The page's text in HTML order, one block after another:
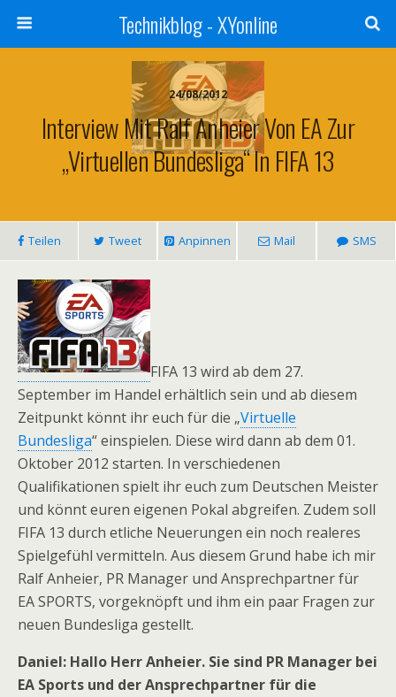
Technikblog - XYonline
24/08/2012
Interview Mit Ralf Anheier Von EA Zur
„Virtuellen Bundesliga“ In FIFA 13
Teilen Tweet Anpinnen Mail SMS
FIFA 13 wird ab dem 27.
September im Handel erhältlich sein und ab diesem
Zeitpunkt könnt ihr euch für die „Virtuelle
Bundesliga“ einspielen. Diese wird dann ab dem 01.
Oktober 2012 starten. In verschiedenen
Qualifikationen spielt ihr euch zum Deutschen Meister
und könnt euren eigenen Pokal abgreifen. Zudem soll
FIFA 13 durch etliche Neuerungen ein noch realeres
Spielgefühl vermitteln. Aus diesem Grund habe ich mir
Ralf Anheier, PR Manager und Ansprechpartner für
EA SPORTS, vorgeknöpft und ihm ein paar Fragen zur
neuen Bundesliga gestellt.
Daniel: Hallo Herr Anheier. Sie sind PR Manager bei
EA Sports und der Ansprechpartner für die